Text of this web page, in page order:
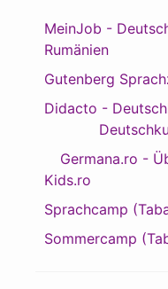
MeinJob -
Rumänien
Gutenberg
Didacto -
Germana.ro -
Kids.ro
Sprachcamp
Sommercamp